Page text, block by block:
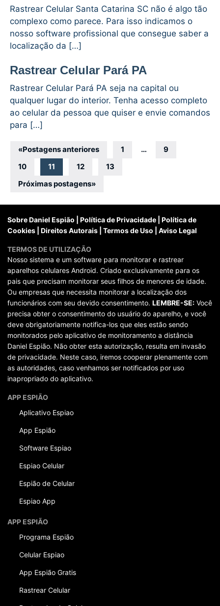
Rastrear Celular Santa Catarina SC não é algo tão
complexo como parece. Para isso indicamos o
nosso software profissional que consegue saber a
localização da […]
Rastrear Celular Pará PA
Rastrear Celular Pará PA seja na capital ou
qualquer lugar do interior. Tenha acesso completo
ao celular da pessoa que quiser e envie comandos
para […]
Navegação
por
posts
«Postagens anteriores 1 …
9
10
11 12
13
Próximas postagens»
Sobre Daniel Espião Política de Privacidade
Política de
Cookies
Direitos Autorais Termos de Uso Aviso Legal
TERMOS DE UTILIZAÇÃO
Nosso sistema e um software para monitorar e rastrear
aparelhos celulares Android. Criado exclusivamente para os
pais que precisam monitorar seus filhos de menores de idade.
Ou empresas que necessita monitorar a localização dos
funcionários com seu devido consentimento. LEMBRE-SE: Você
precisa obter o consentimento do usuário do aparelho, e você
deve obrigatoriamente notifica-los que eles estão sendo
monitorados pelo aplicativo de monitoramento a distância
Daniel Espião. Não obter esta autorização, resulta em invasão
de privacidade. Neste caso, iremos cooperar plenamente com
as autoridades, caso venhamos ser notificados por uso
inapropriado do aplicativo.
APP ESPIÃO
Aplicativo Espiao
App Espião
Software Espiao
Espiao Celular
Espião de Celular
Espiao App
APP ESPIÃO
Programa Espião
Celular Espiao
App Espião Gratis
Rastrear Celular